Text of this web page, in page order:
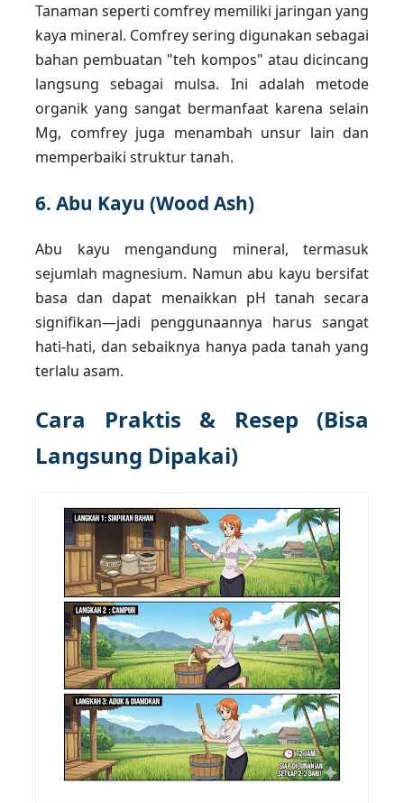
Tanaman seperti comfrey memiliki jaringan yang
kaya mineral. Comfrey sering digunakan sebagai
bahan pembuatan "teh kompos" atau dicincang
langsung sebagai mulsa. Ini adalah metode
organik yang sangat bermanfaat karena selain
Mg, comfrey juga menambah unsur lain dan
memperbaiki struktur tanah.
6. Abu Kayu (Wood Ash)
Abu kayu mengandung mineral, termasuk
sejumlah magnesium. Namun abu kayu bersifat
basa dan dapat menaikkan pH tanah secara
signifikan—jadi penggunaannya harus sangat
hati-hati, dan sebaiknya hanya pada tanah yang
terlalu asam.
Cara Praktis & Resep (Bisa
Langsung Dipakai)